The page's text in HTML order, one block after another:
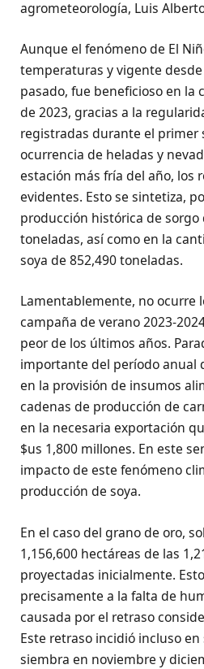
agrometeorología, Luis
Aunque el fenómeno de El
temperaturas y vigente
pasado, fue beneficioso en la
de 2023, gracias a la
registradas durante el primer
ocurrencia de heladas y
estación más fría del año, los
evidentes. Esto se sintetiza,
producción histórica de sorgo
toneladas, así como en la
soya de 852,490 toneladas.
Lamentablemente, no ocurre
campaña de verano 2023-
peor de los últimos años.
importante del período anual
en la provisión de insumos
cadenas de producción de
en la necesaria exportación
$us 1,800 millones. En este
impacto de este fenómeno
producción de soya.
En el caso del grano de oro,
1,156,600 hectáreas de las
proyectadas inicialmente.
precisamente a la falta de
causada por el retraso
Este retraso incidió incluso
siembra en noviembre y